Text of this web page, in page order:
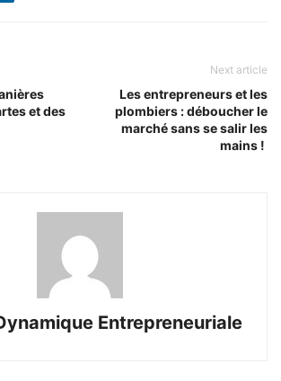
et des
Next article
Les entrepreneurs et les
plombiers : déboucher le
marché sans se salir les
mains !
Entrepreneuriale